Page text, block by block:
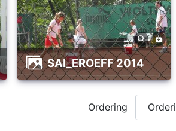
SAI_EROEFF 2014
Ordering